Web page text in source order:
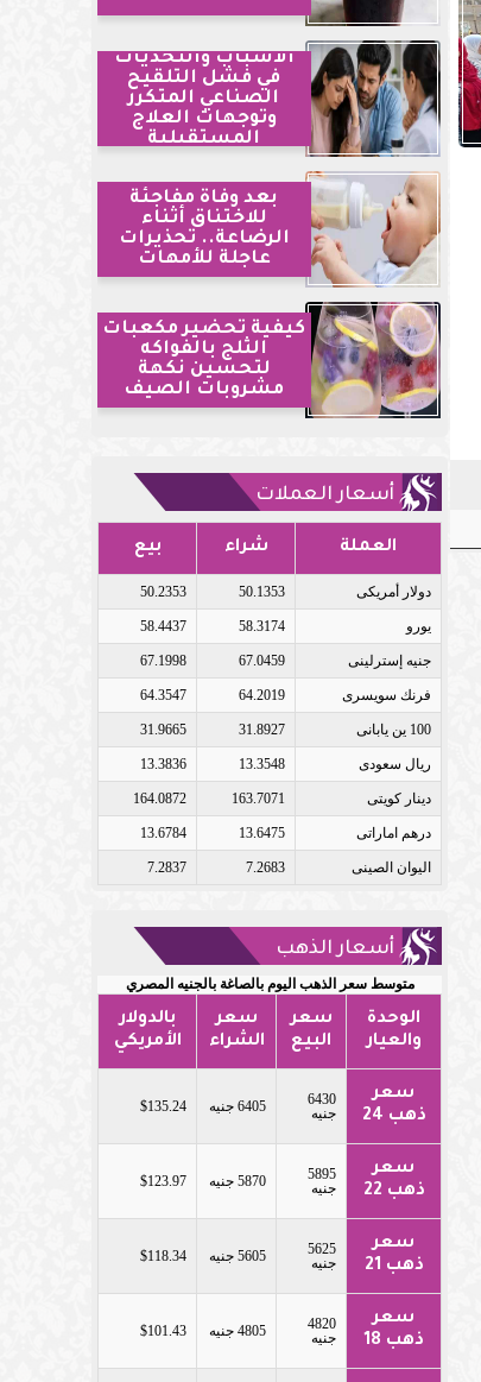
الأسباب والتحديات
في فشل التلقيح
الصناعي المتكرر
وتوجهات العلاج
المستقبلية
بعد وفاة مفاجئة
للاختناق أثناء
الرضاعة.. تحذيرات
عاجلة للأمهات
كيفية تحضير مكعبات
الثلج بالفواكه
لتحسين نكهة
مشروبات الصيف
أسعار العملات
العملة شراء بيع
دولار أمريكى 50.1353
50.2353
يورو 58.3174
58.4437
جنيه إسترلينى 67.0459
67.1998
فرنك سويسرى 64.2019
64.3547
100 ين يابانى 31.8927
31.9665
ريال سعودى 13.3548
13.3836
دينار كويتى 163.7071
164.0872
درهم اماراتى 13.6475
13.6784
اليوان الصينى 7.2683
7.2837
أسعار الذهب
متوسط سعر الذهب اليوم بالصاغة بالجنيه المصري
الوحدة
والعيار
سعر
البيع
سعر
الشراء
بالدولار
الأمريكي
سعر
ذهب 24
6430
جنيه
6405 جنيه $135.24
سعر
ذهب 22
5895
جنيه
5870 جنيه $123.97
سعر
ذهب 21
5625
جنيه
5605 جنيه $118.34
سعر
ذهب 18
4820
جنيه
4805 جنيه $101.43